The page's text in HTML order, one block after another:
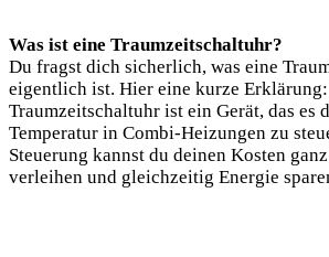
Was ist eine Traumzeitschaltuhr?
Du fragst dich sicherlich, was eine
eigentlich ist. Hier eine kurze
Traumzeitschaltuhr ist ein Gerät, das es
Temperatur in Combi-Heizungen zu
Steuerung kannst du deinen Kosten
verleihen und gleichzeitig Energie